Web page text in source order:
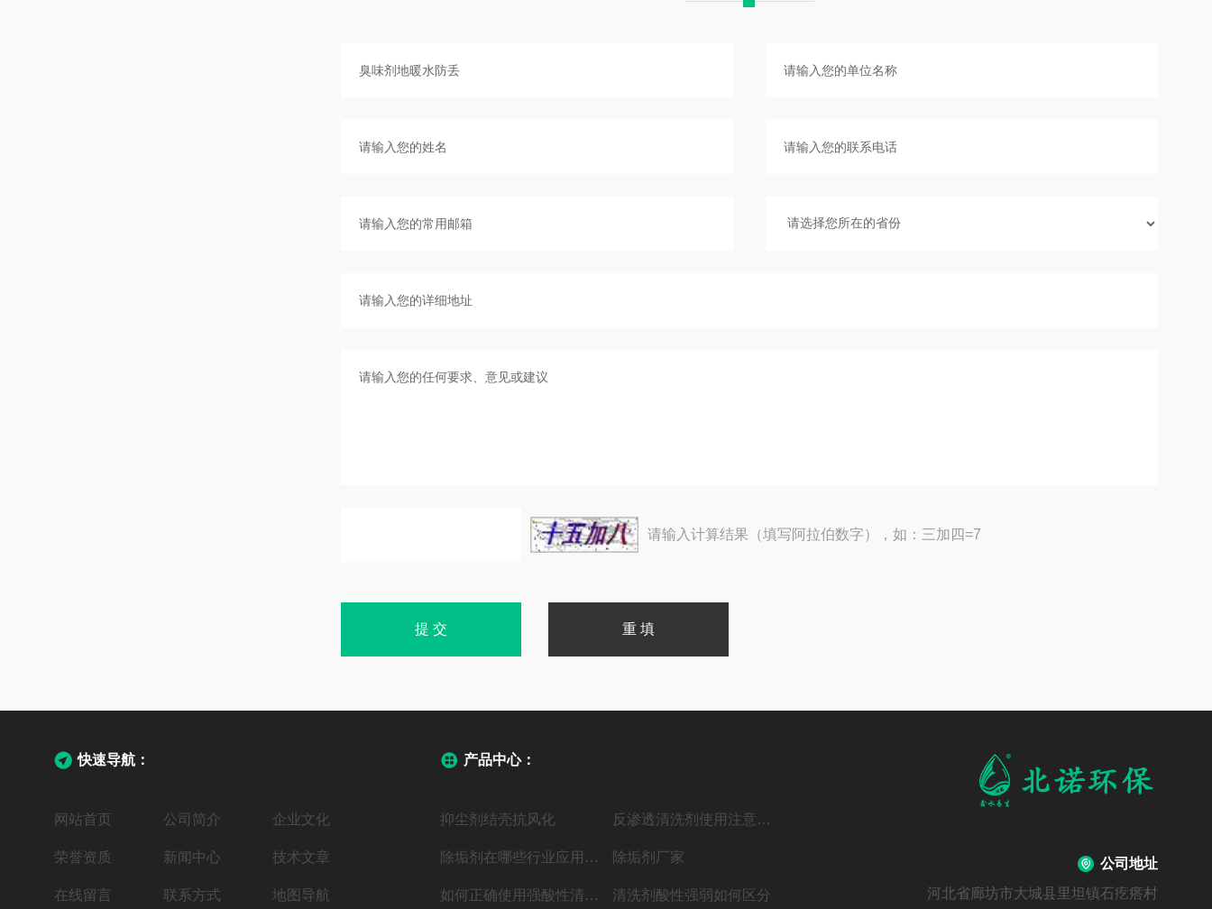
请输入计算结果（填写阿拉伯数字），如：三加四=7
快速导航：
网站首页 公司简介 企业文化
荣誉资质 新闻中心 技术文章
在线留言 联系方式 地图导航
产品中心：
抑尘剂结壳抗风化 反渗透清洗剂使用注意事项
除垢剂在哪些行业应用广泛？ 除垢剂厂家
如何正确使用强酸性清洗剂？ 清洗剂酸性强弱如何区分
公司地址
河北省廊坊市大城县里坦镇石疙瘩村